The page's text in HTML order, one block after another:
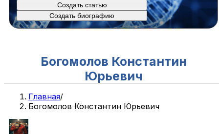
Создать статью
Создать биографию
Богомолов Константин
Юрьевич
Главная/
Богомолов Константин Юрьевич